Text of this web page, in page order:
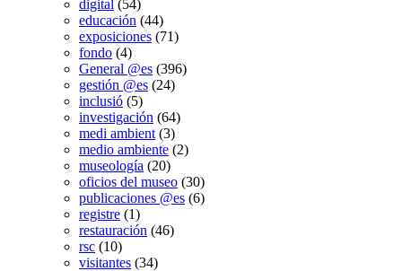
digital (54)
educación (44)
exposiciones (71)
fondo (4)
General @es (396)
gestión @es (24)
inclusió (5)
investigación (64)
medi ambient (3)
medio ambiente (2)
museología (20)
oficios del museo (30)
publicaciones @es (6)
registre (1)
restauración (46)
rsc (10)
visitantes (34)